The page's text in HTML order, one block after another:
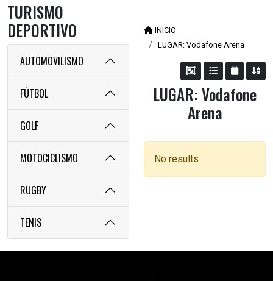
TURISMO
DEPORTIVO
AUTOMOVILISMO
FÚTBOL
GOLF
MOTOCICLISMO
RUGBY
TENIS
INICIO
LUGAR: Vodafone Arena
LUGAR: Vodafone
Arena
No results